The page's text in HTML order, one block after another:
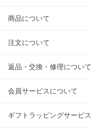
商品について
注文について
返品・交換・修理について
会員サービスについて
ギフトラッピングサービス